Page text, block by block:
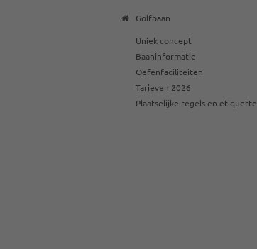
Golfbaan
Uniek concept
Baaninformatie
Oefenfaciliteiten
Tarieven 2026
Plaatselijke regels en etiquette